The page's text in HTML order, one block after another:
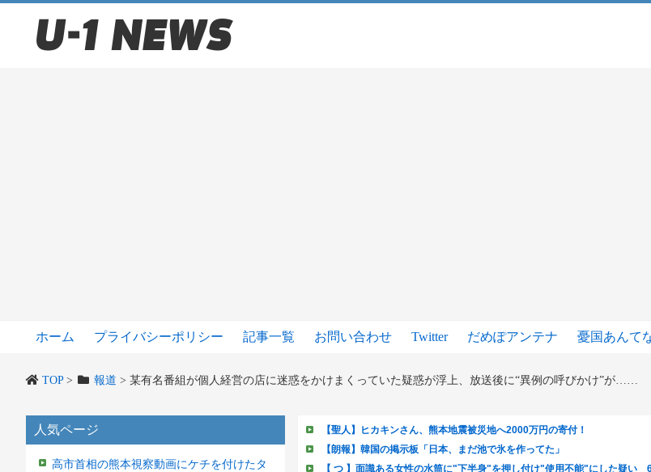
ホーム プライバシーポリシー 記事一覧 お問い合わせ Twitter だめぽアンテナ 憂国あんて
TOP> 報道 > 某有名番組が個人経営の店に迷惑をかけまくっていた疑惑が浮上、放送後に“異例の呼びかけ”が……
人気ページ
高市首相の熊本視察動画にケチを付けたタ